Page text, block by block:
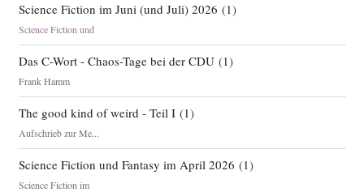
Science Fiction im Juni (und Juli) 2026 (1)
Science Fiction und
Das C-Wort - Chaos-Tage bei der CDU(1)
Frank Hamm
The good kind of weird - Teil I(1)
Aufschrieb zur Me...
Science Fiction und Fantasy im April 2026 (1)
Science Fiction im